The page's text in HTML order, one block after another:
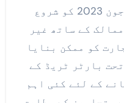
بارٹر ٹریڈ فریم ورک یکم جون 2023 کو شروع
کے ساتھ غیر
کو ممکن بنایا
بارٹر ٹریڈ کے
کے لئے کئی اہم